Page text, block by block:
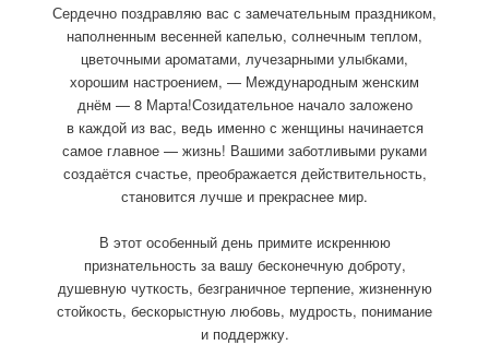
Сердечно поздравляю вас с замечательным праздником,
наполненным весенней капелью, солнечным теплом,
цветочными ароматами, лучезарными улыбками,
хорошим настроением, — Международным женским
днём — 8 Марта!Созидательное начало заложено
в каждой из вас, ведь именно с женщины начинается
самое главное — жизнь! Вашими заботливыми руками
создаётся счастье, преображается действительность,
становится лучше и прекраснее мир.
В этот особенный день примите искреннюю
признательность за вашу бесконечную доброту,
душевную чуткость, безграничное терпение, жизненную
стойкость, бескорыстную любовь, мудрость, понимание
и поддержку.